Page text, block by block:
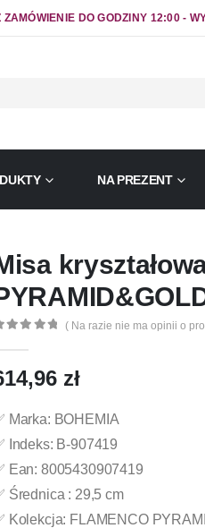
DO GODZINY 12:00 -
NA PREZENT
( Na razie nie ma opinii o
zł
Marka: BOHEMIA
Indeks: B-907419
Ean: 8005430907419
Średnica : 29,5 cm
Kolekcja: FLAMENCO